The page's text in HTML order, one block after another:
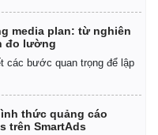
media plan: từ nghiên
đo lường
các bước quan trọng để lập
thức quảng cáo
trên SmartAds